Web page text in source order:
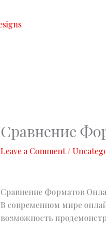
Сравнение
Leave a Comment /
Сравнение Форматов
В современном мире
возможность